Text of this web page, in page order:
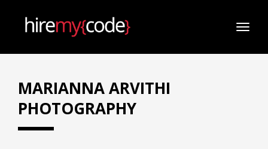
MARIANNA ARVITHI
PHOTOGRAPHY